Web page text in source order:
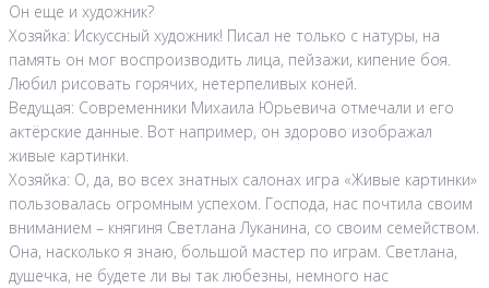
Он еще и художник?
Хозяйка: Искуссный художник! Писал не только с натуры, на
память он мог воспроизводить лица, пейзажи, кипение боя.
Любил рисовать горячих, нетерпеливых коней.
Ведущая: Современники Михаила Юрьевича отмечали и его
актёрские данные. Вот например, он здорово изображал
живые картинки.
Хозяйка: О, да, во всех знатных салонах игра «Живые картинки»
пользовалась огромным успехом. Господа, нас почтила своим
вниманием – княгиня Светлана Луканина, со своим семейством.
Она, насколько я знаю, большой мастер по играм. Светлана,
душечка, не будете ли вы так любезны, немного нас